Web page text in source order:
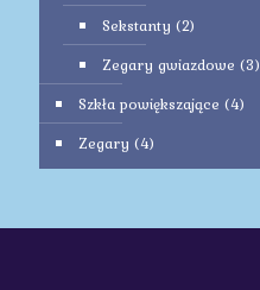
Sekstanty (2)
Zegary gwiazdowe (3)
Szkła powiększające (4)
Zegary (4)